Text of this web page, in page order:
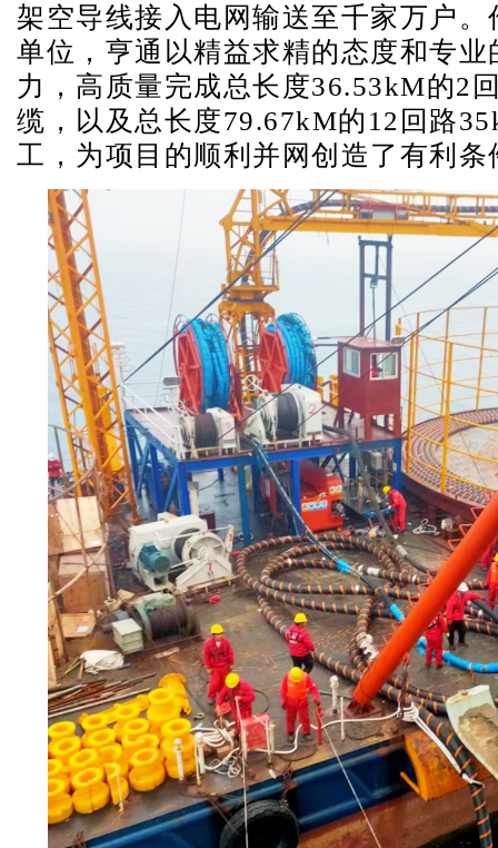
架空导线接入电网输送至千家万户
单位，亨通以精益求精的态度和专
力，高质量完成总长度36.53kM的2
缆，以及总长度79.67kM的12回路
工，为项目的顺利并网创造了有利条